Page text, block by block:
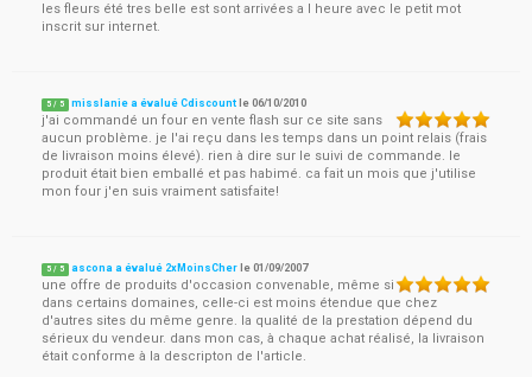
les fleurs été tres belle est sont arrivées a l heure avec le petit mot
inscrit sur internet.
5 / 5 misslanie a évalué Cdiscount le06/10/2010
j'ai commandé un four en vente flash sur ce site sans
aucun problème. je l'ai reçu dans les temps dans un point relais (frais
de livraison moins élevé). rien à dire sur le suivi de commande. le
produit était bien emballé et pas habimé. ca fait un mois que j'utilise
mon four j'en suis vraiment satisfaite!
5 / 5 ascona a évalué 2xMoinsCher le01/09/2007
une offre de produits d'occasion convenable, même si
dans certains domaines, celle-ci est moins étendue que chez
d'autres sites du même genre. la qualité de la prestation dépend du
sérieux du vendeur. dans mon cas, à chaque achat réalisé, la livraison
était conforme à la descripton de l'article.